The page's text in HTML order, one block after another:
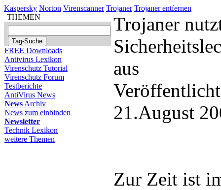
Kaspersky Norton Virenscanner Trojaner Trojaner entfernen
THEMEN
FREE Downloads
Antivirus Lexikon
Virenschutz Tutorial
Virenschutz Forum
Testberichte
AntiVirus News
News Archiv
News zum einbinden
Newsletter
Technik Lexikon
weitere Themen
Trojaner
aus
21.August
Zur Zeit ist